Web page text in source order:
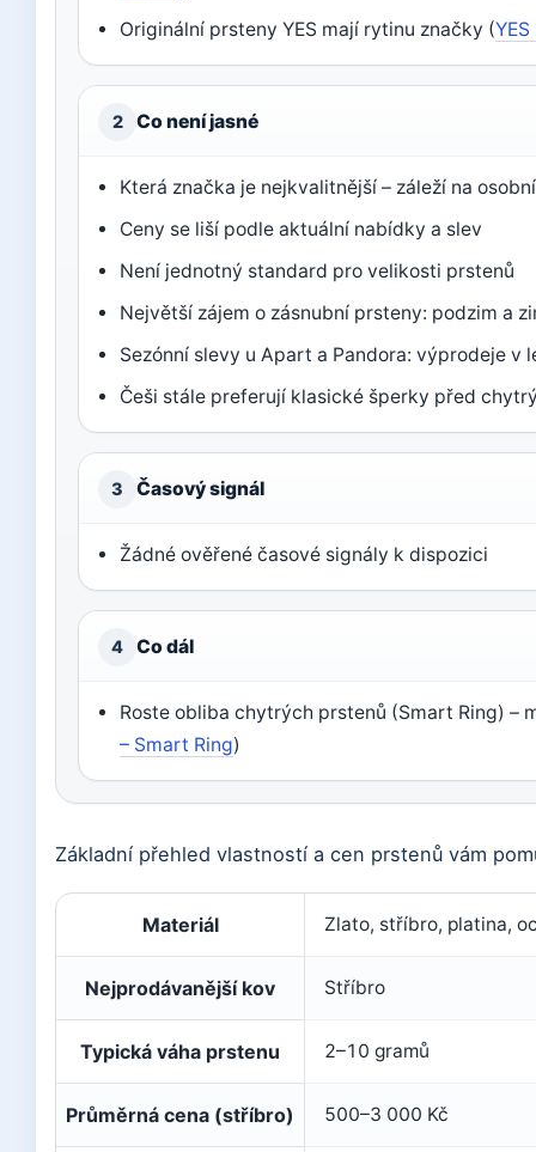
Originální prsteny YES mají rytinu značky (
2 Co není jasné
Která značka je nejkvalitnější – záleží na
Ceny se liší podle aktuální nabídky a slev
Není jednotný standard pro velikosti prstenů
Největší zájem o zásnubní prsteny: podzim a
Sezónní slevy u Apart a Pandora: výprodeje v
Češi stále preferují klasické šperky před
3 Časový signál
Žádné ověřené časové signály k dispozici
4 Co dál
Roste obliba chytrých prstenů (Smart Ring) –
– Smart Ring)
Základní přehled vlastností a cen prstenů vám
Základní fakta o prstenech
Materiál Zlato, stříbro, platina,
Nejprodávanější kov Stříbro
Typická váha prstenu 2–10 gramů
Průměrná cena (stříbro) 500–3 000 Kč